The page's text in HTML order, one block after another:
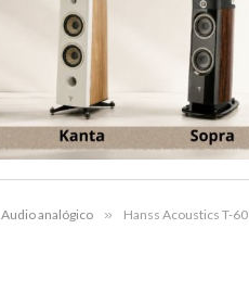
Audio analógico » Hanss Acoustics T-60